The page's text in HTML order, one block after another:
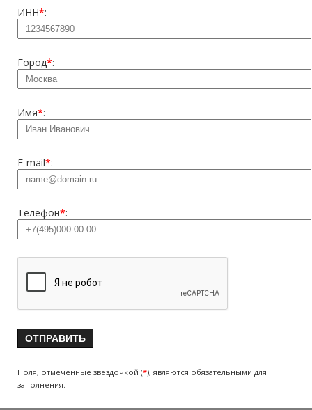
ИНН*:
Город*:
Имя*:
E-mail*:
Телефон*:
Поля, отмеченные звездочкой (*), являются обязательными для
заполнения.